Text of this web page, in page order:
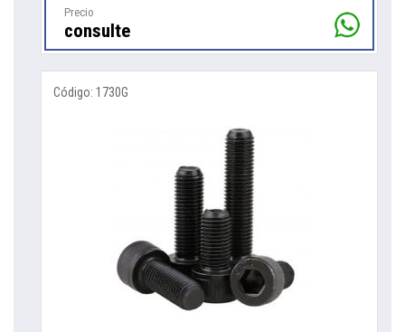
Precio
consulte
Código: 1730G